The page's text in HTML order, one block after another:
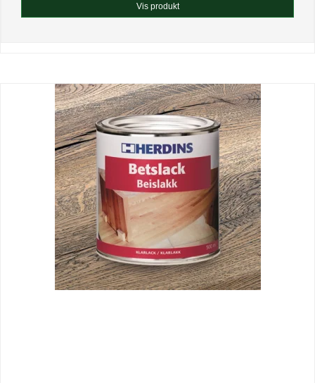
Vis produkt